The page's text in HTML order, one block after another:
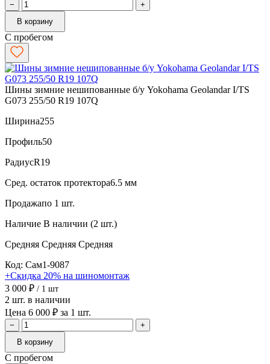
−
+
В корзину
С пробегом
Шины зимние нешипованные б/у Yokohama Geolandar I/TS
G073 255/50 R19 107Q
Ширина255
Профиль50
РадиусR19
Сред. остаток протектора6.5 мм
Продажапо 1 шт.
Наличие В наличии (2 шт.)
Средняя Средняя Средняя
Код: Сам1-9087
+Скидка 20% на шиномонтаж
3 000 ₽ / 1 шт
2 шт. в наличии
Цена 6 000 ₽ за 1 шт.
−
+
В корзину
С пробегом